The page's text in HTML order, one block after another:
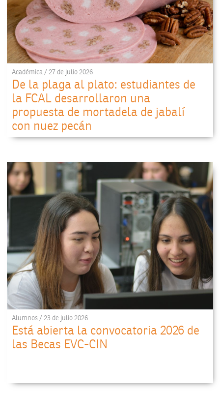
Académica / 27 de julio 2026
De la plaga al plato: estudiantes de
la FCAL desarrollaron una
propuesta de mortadela de jabalí
con nuez pecán
Alumnos / 23 de julio 2026
Está abierta la convocatoria 2026 de
las Becas EVC-CIN